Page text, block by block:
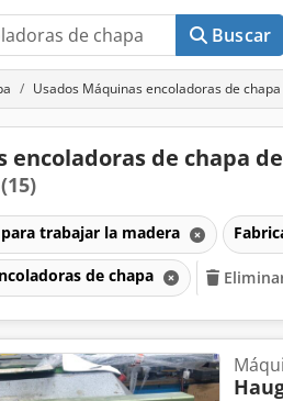
Buscar
Usados Máquinas encoladoras de chapa
encoladoras de chapa
(15)
trabajar la madera
de chapa